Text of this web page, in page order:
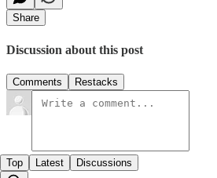
Share
Discussion about this post
Comments Restacks
Top Latest Discussions